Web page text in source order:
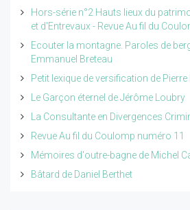
Hors-série n°2 Hauts lieux du
et d'Entrevaux - Revue Au fil du
Ecouter la montagne. Paroles de
Emmanuel Breteau
Petit lexique de versification de
Le Garçon éternel de Jérôme Loubry
La Consultante en Divergences
Revue Au fil du Coulomp numéro 11
Mémoires d'outre-bagne de Michel
Bâtard de Daniel Berthet